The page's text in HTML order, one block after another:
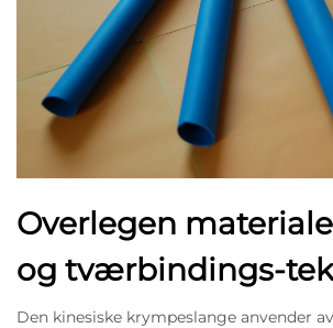
Overlegen
og tværbindings-
Den kinesiske krympeslange anvender